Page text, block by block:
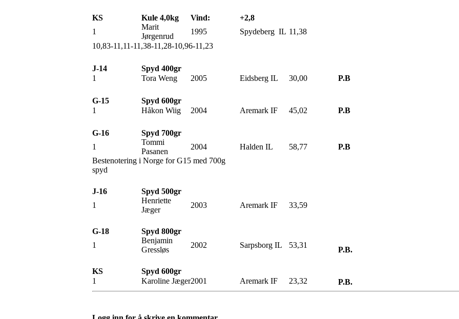
KS Kule 4,0kg Vind:
+2,8
1
Marit
Jørgenrud
1995 Spydeberg IL 11,38
10,83-11,11-11,38-11,28-10,96-11,23
J-14
Spyd 400gr
1
Tora Weng 2005 Eidsberg IL 30,00 P.B
G-15
Spyd 600gr
1
Håkon Wiig 2004 Aremark IF 45,02 P.B
G-16
Spyd 700gr
1
Tommi
Pasanen
2004 Halden IL 58,77
P.B
Bestenotering i Norge for G15 med 700g
spyd
J-16
Spyd 500gr
1
Henriette
Jæger
2003 Aremark IF 33,59
G-18
Spyd 800gr
1
Benjamin
Gressløs
2002 Sarpsborg IL 53,31
P.B.
KS
Spyd 600gr
1
Karoline Jæger2001 Aremark IF 23,32 P.B.